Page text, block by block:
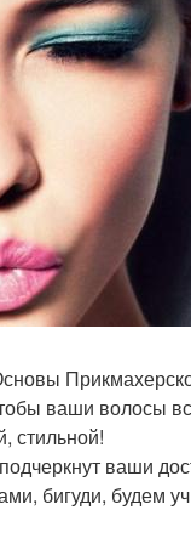
ваши волосы
стильной!
ваши
бигуди, будем